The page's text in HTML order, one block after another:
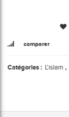
comparer
Catégories : L'islam ,